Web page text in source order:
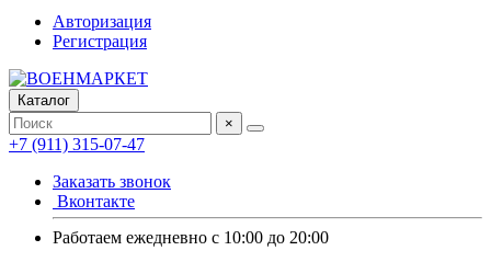
Авторизация
Регистрация
Каталог
×
+7 (911) 315-07-47
Заказать звонок
Вконтакте
Работаем ежедневно с 10:00 до 20:00